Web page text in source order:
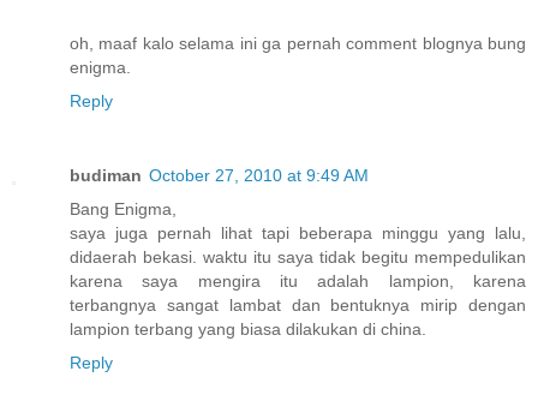
oh, maaf kalo selama ini ga pernah comment blognya bung
enigma.
Reply
budiman October 27, 2010 at 9:49 AM
Bang Enigma,
saya juga pernah lihat tapi beberapa minggu yang lalu,
didaerah bekasi. waktu itu saya tidak begitu mempedulikan
karena saya mengira itu adalah lampion, karena
terbangnya sangat lambat dan bentuknya mirip dengan
lampion terbang yang biasa dilakukan di china.
Reply